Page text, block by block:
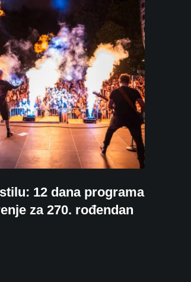
12 dana programa
za 270. rođendan